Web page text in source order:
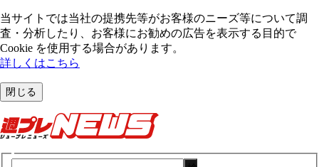
当サイトでは当社の提携先等がお客様のニーズ等について調
査・分析したり、お客様にお勧めの広告を表⽰する⽬的で
Cookie を使⽤する場合があります。
詳しくはこちら
閉じる